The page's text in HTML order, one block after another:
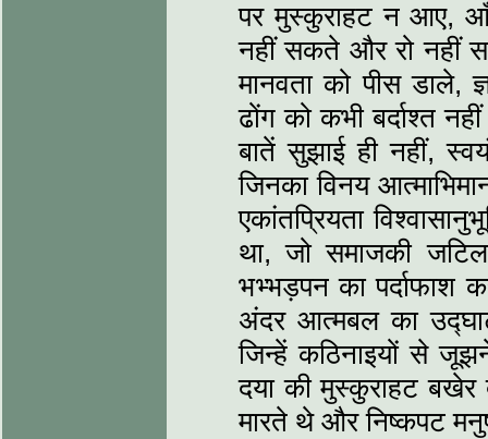
पर मुस्‍कुराहट न आए,
नहीं सकते और रो नहीं
मानवता को पीस डाले,
ढोंग को कभी बर्दाश्‍त
बातें सुझाई ही नहीं,
जिनका विनय
एकांतप्रियता
था, जो समाजकी
भभ्‍भड़पन का
अंदर आत्‍मबल का
जिन्‍हें कठिनाइयों से
दया की मुस्‍कुराहट
मारते थे और निष्‍कपट